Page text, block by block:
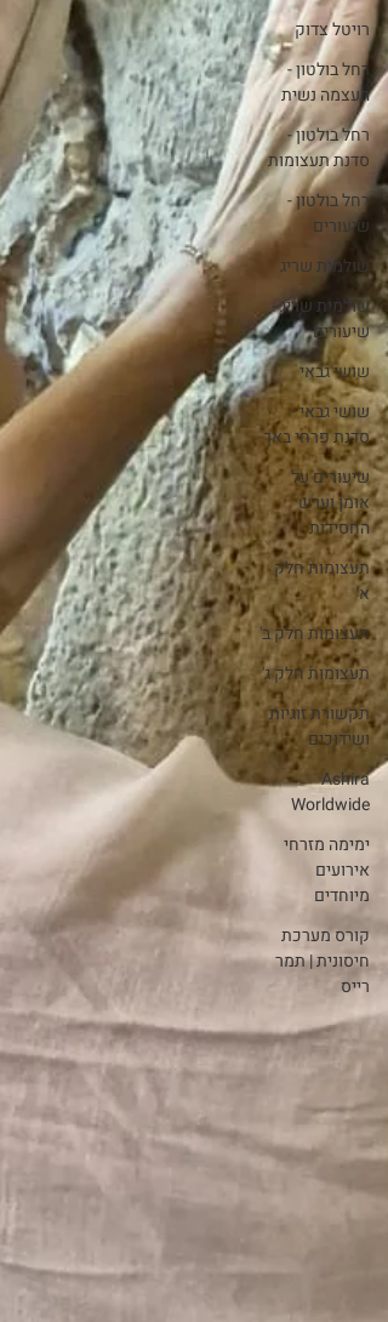
רויטל צדוק
רחל בולטון -
העצמה נשית
רחל בולטון -
סדנת תעצומות
רחל בולטון -
שיעורים
שולמית שריג
שולמית שריג -
שיעורים
שושי גבאי
שושי גבאי -
סדנת פרחי באך
שיעורים על
אומן וערש
החסידות
תעצומות חלק
א'
תעצומות חלק ב'
תעצומות חלק ג'
תקשורת זוגיות
ושידוכים
Ashira
Worldwide
ימימה מזרחי
אירועים
מיוחדים
קורס מערכת
חיסונית | תמר
רייס